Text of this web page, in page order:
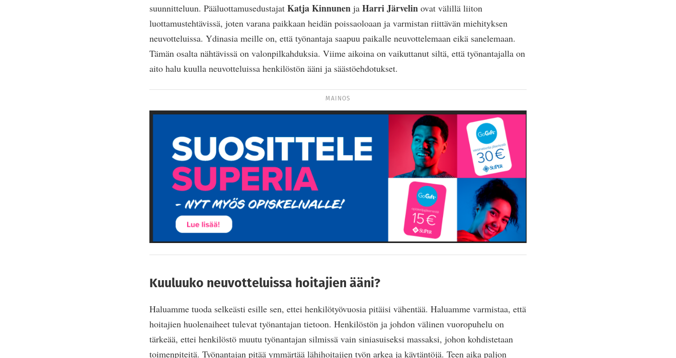
suunnitteluun. Pääluottamusedustajat Katja Kinnunen ja Harri Järvelin ovat välillä liiton
luottamustehtävissä, joten varana paikkaan heidän poissaoloaan ja varmistan riittävän miehityksen
neuvotteluissa. Ydinasia meille on, että työnantaja saapuu paikalle neuvottelemaan eikä sanelemaan.
Tämän osalta nähtävissä on valonpilkahduksia. Viime aikoina on vaikuttanut siltä, että työnantajalla on
aito halu kuulla neuvotteluissa henkilöstön ääni ja säästöehdotukset.
MAINOS
Kuuluuko neuvotteluissa hoitajien ääni?
Haluamme tuoda selkeästi esille sen, ettei henkilötyövuosia pitäisi vähentää. Haluamme varmistaa, että
hoitajien huolenaiheet tulevat työnantajan tietoon. Henkilöstön ja johdon välinen vuoropuhelu on
tärkeää, ettei henkilöstö muutu työnantajan silmissä vain siniasuiseksi massaksi, johon kohdistetaan
toimenpiteitä. Työnantajan pitää ymmärtää lähihoitajien työn arkea ja käytäntöjä. Teen aika paljon